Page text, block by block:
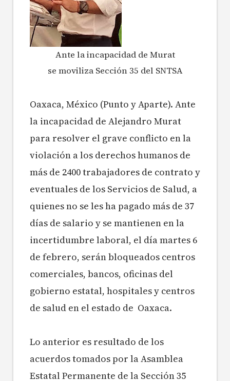
Ante la incapacidad de Murat
se moviliza Sección 35 del SNTSA
Oaxaca, México (Punto y Aparte). Ante
la incapacidad de Alejandro Murat
para resolver el grave conflicto en la
violación a los derechos humanos de
más de 2400 trabajadores de contrato y
eventuales de los Servicios de Salud, a
quienes no se les ha pagado más de 37
días de salario y se mantienen en la
incertidumbre laboral, el día martes 6
de febrero, serán bloqueados centros
comerciales, bancos, oficinas del
gobierno estatal, hospitales y centros
de salud en el estado de Oaxaca.
Lo anterior es resultado de los
acuerdos tomados por la Asamblea
Estatal Permanente de la Sección 35